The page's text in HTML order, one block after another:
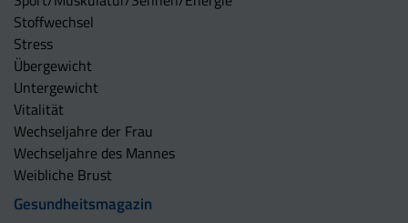
Stoffwechsel
Stress
Übergewicht
Untergewicht
Vitalität
Wechseljahre der Frau
Wechseljahre des Mannes
Weibliche Brust
Gesundheitsmagazin